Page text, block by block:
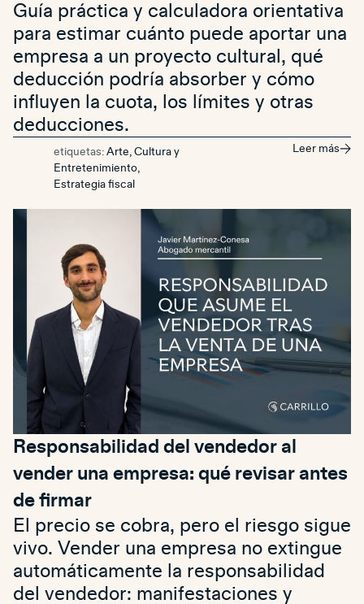
Guía práctica y calculadora orientativa
para estimar cuánto puede aportar una
empresa a un proyecto cultural, qué
deducción podría absorber y cómo
influyen la cuota, los límites y otras
deducciones.
etiquetas: Arte, Cultura y
Entretenimiento
Estrategia fiscal
Leer más
Responsabilidad del vendedor al
vender una empresa: qué revisar antes
de firmar
El precio se cobra, pero el riesgo sigue
vivo. Vender una empresa no extingue
automáticamente la responsabilidad
del vendedor: manifestaciones y